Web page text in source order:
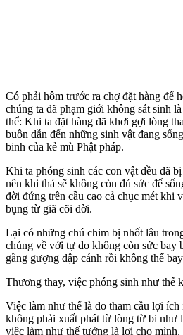
Có phải hôm trước ra chợ đặt hàng để
chúng ta đã phạm giới không sát sinh
thể: Khi ta đặt hàng đã khơi gợi lòng
buôn dẫn đến những sinh vật đang
binh của kẻ mù Phật pháp.
Khi ta phóng sinh các con vật đều đã
nên khi thả sẽ không còn đủ sức để
đời đứng trên cầu cao cả chục mét khi
bụng từ giã cõi đời.
Lại có những chú chim bị nhốt lâu
chúng về với tự do không còn sức bay
gắng gượng đập cánh rồi không thể
Thương thay, việc phóng sinh như thế
Việc làm như thế là do tham cầu lợi
không phải xuất phát từ lòng từ bi
việc làm như thế tưởng là lợi cho